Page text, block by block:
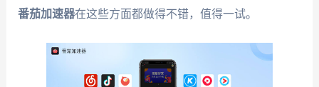
番茄加速器在这些方面都做得不错，值得一试。